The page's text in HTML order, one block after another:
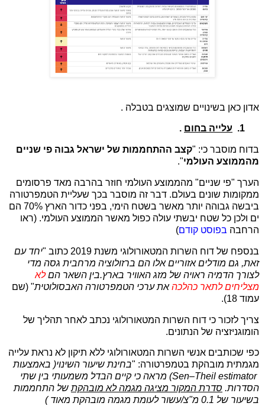
אדון כאן בשינויים שמוצגים בטבלה .
1. עלייה בחום .
בדוח מוסבר כי: "קצב ההתחממות של ישראל גבוה פי שניים
מהממוצע העולמי".
הערך "פי שניים" מהממוצע העולמי חוזר בהרבה מאד פרסומים
ממקומות שונים בעולם. דבר זה מוסבר בכך שעליית הטמפרטורה
ביבשה גבוהה יותר מאשר בשטח הימי, בפני כדור הארץ 70% הם
ים ולכן כל שטח יבשתי עולה כפול מאשר הממוצע העולמי. (ראו
הרחבה בפוסט קודם)
בנספח של דוח השרות המטאורולוגי משנת 2019 כתוב "
יחד עם
זאת, גם מודלים אזוריים אלו הם ברזולוציה מרחבית גסה מדי
לצורך הדמיה ראויה של מזג האוויר בארץ.בין השאר הםלא
מצליחים לתאר כהלכהאת ערכי הטמפרטורה האבסולוטית" (שם
עמוד 18).
צריך לזכור כי דוח השרות המטאורולוגי נכתב לאחר תהליך של
הומוגניזציה של הנתונים.
כפי שכותבים אנשי השרות המטאורולוגי ללא תיקון לא נראת עלייה
מגמתית מובהקת בטמפרטורה: "בחינת שיעור השינוי) באמצעות
Sen–Theil estimator) מראה כי קיים הבדל משמעותי בין שתי
הסדרות. סדרת המקור מציגה מגמה לא מובהקתשל התחממות
בשיעור של 0.1 מ"צ/עשור לעומת מגמה מובהקת מאוד
(